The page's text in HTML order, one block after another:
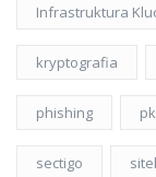
Infrastruktura
kryptografia
phishing
sectigo